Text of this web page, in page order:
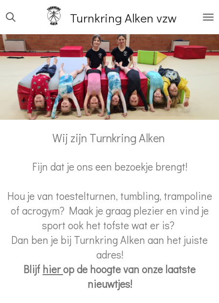
Ga
direct
naar
de
hoofdinhoud
Turnkring Alken vzw
Wij zijn Turnkring Alken
Fijn dat je ons een bezoekje brengt!
Hou je van toestelturnen, tumbling, trampoline
of acrogym? Maak je graag plezier en vind je
sport ook het tofste wat er is?
Dan ben je bij Turnkring Alken aan het juiste
adres!
Blijf hierop de hoogte van onze laatste
nieuwtjes!